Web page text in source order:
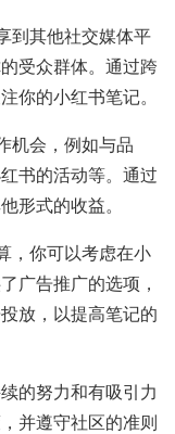
到其他社交媒体平
受众群体。通过跨
你的小红书笔记。
机会，例如与品
书的活动等。通过
形式的收益。
，你可以考虑在小
广告推广的选项，
放，以提高笔记的
的努力和有吸引力
并遵守社区的准则